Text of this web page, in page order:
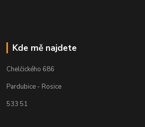
Kde mě najdete
Chelčického 686
Pardubice - Rosice
533 51